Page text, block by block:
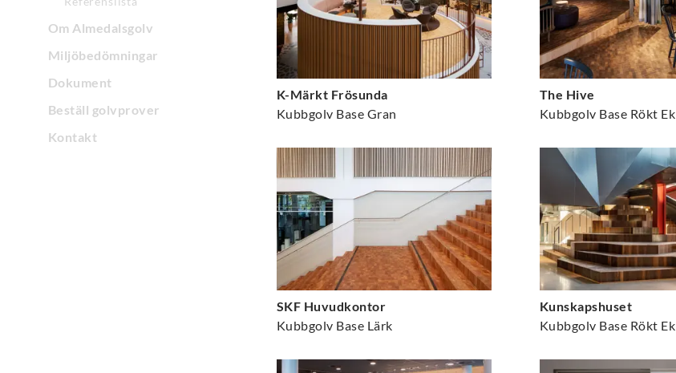
Om Almedalsgolv
Miljöbedömningar
Dokument
Beställ golvprover
Kontakt
K-Märkt Frösunda
Kubbgolv Base Gran
The Hive
Kubbgolv Base Rökt Ek
SKF Huvudkontor
Kubbgolv Base Lärk
Kunskapshuset
Kubbgolv Base Rökt Ek